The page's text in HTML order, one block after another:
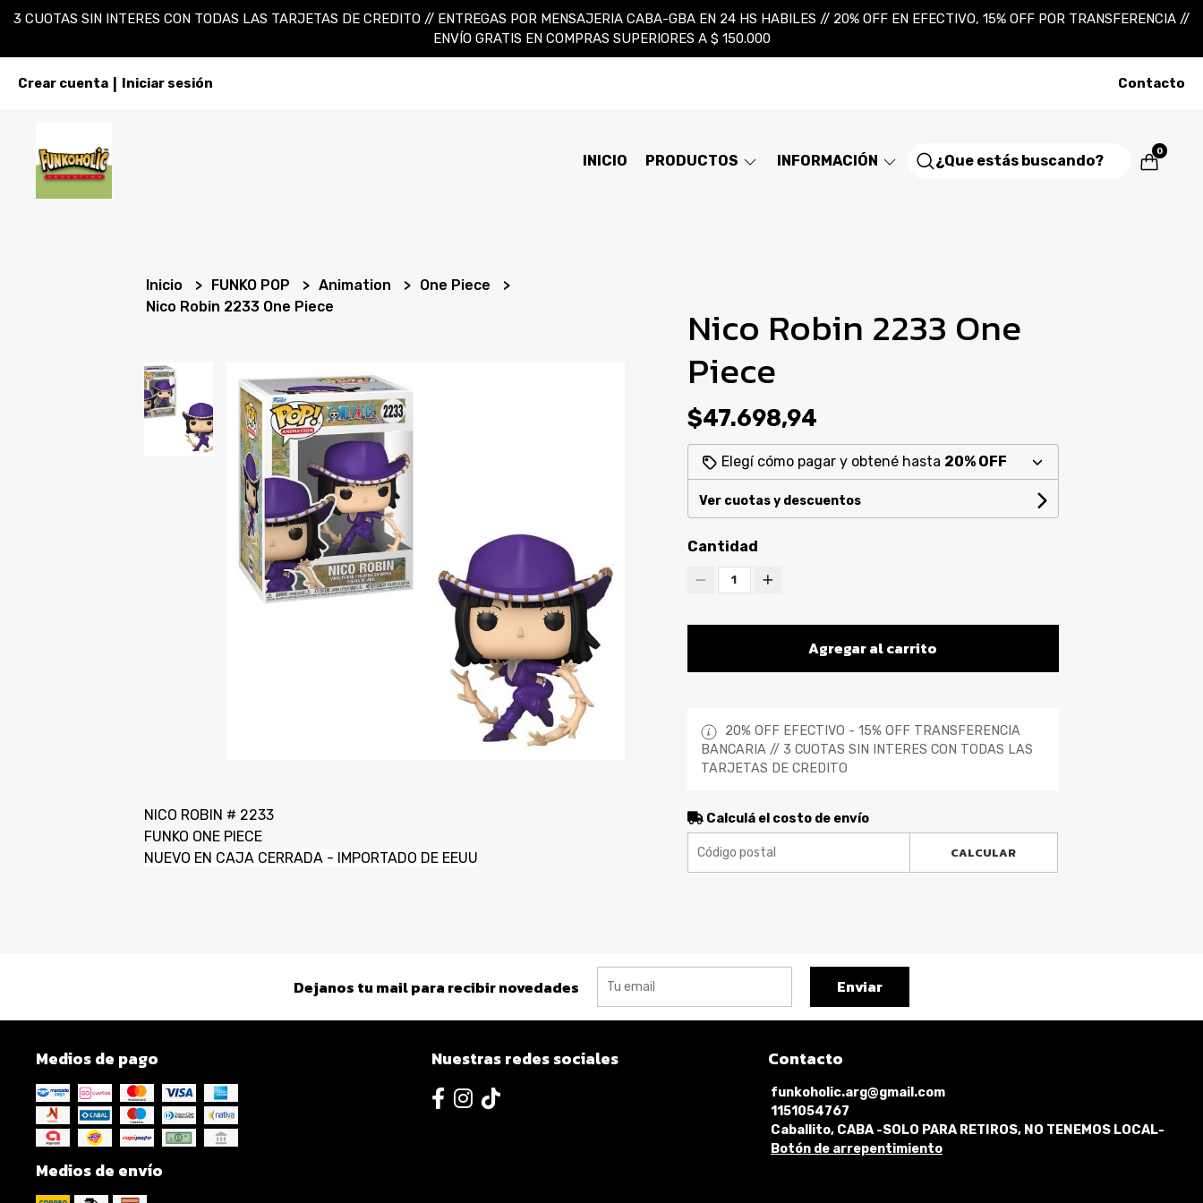
3 CUOTAS SIN INTERES CON TODAS LAS TARJETAS DE CREDITO // ENTREGAS POR MENSAJERIA CABA-GBA EN 24 HS HABILES // 20% OFF EN EFECTIVO, 15% OFF POR TRANSFERENCIA //
ENVÍO GRATIS EN COMPRAS SUPERIORES A $ 150.000
Crear cuenta Iniciar sesión Contacto
INICIO PRODUCTOS INFORMACIÓN
0
Inicio FUNKO POP Animation
One Piece
Nico Robin 2233 One Piece
NICO ROBIN # 2233
FUNKO ONE PIECE
NUEVO EN CAJA CERRADA - IMPORTADO DE EEUU
Nico Robin 2233 One
Piece
$47.698,94
Elegí cómo pagar y obtené hasta 20% OFF
Ver cuotas y descuentos
Cantidad
1
Agregar al carrito
20% OFF EFECTIVO - 15% OFF TRANSFERENCIA
BANCARIA // 3 CUOTAS SIN INTERES CON TODAS LAS
TARJETAS DE CREDITO
Calculá el costo de envío
CALCULAR
Dejanos tu mail para recibir novedades Enviar
Medios de pago
Medios de envío
Nuestras redes sociales Contacto
funkoholic.arg@gmail.com
1151054767
Caballito, CABA -SOLO PARA RETIROS, NO TENEMOS LOCAL-
Botón de arrepentimiento